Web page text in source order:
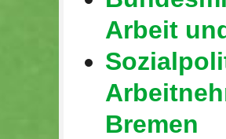
Arbeit
Bremen